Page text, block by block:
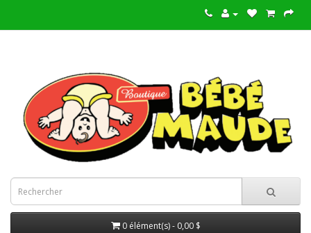
0 élément(s) - 0,00 $